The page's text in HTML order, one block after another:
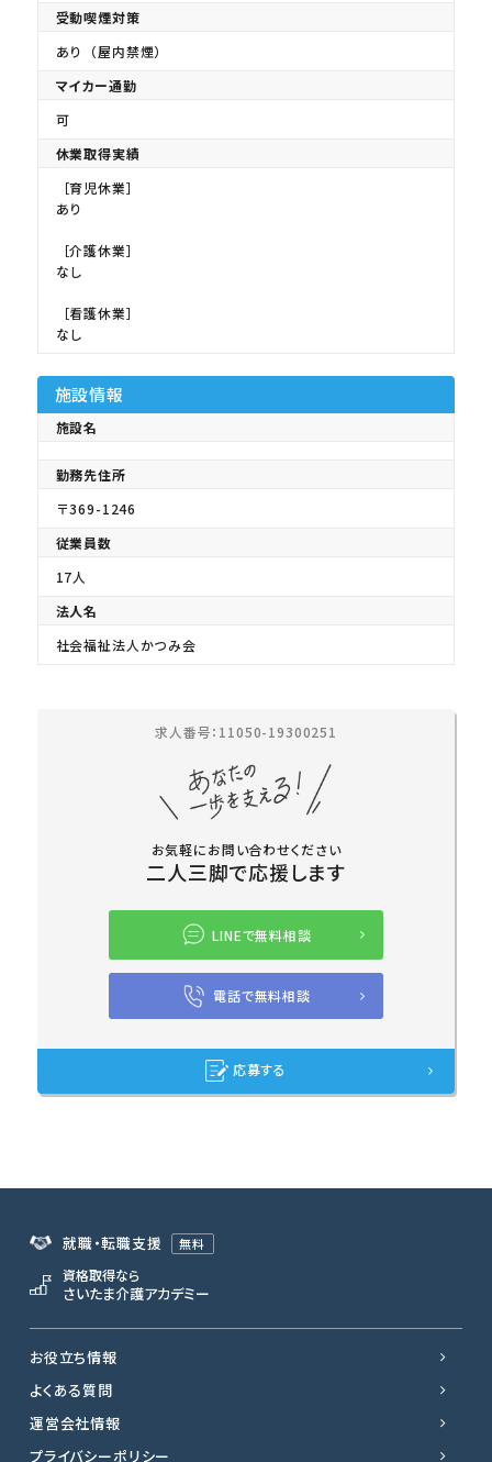
受動喫煙対策
あり（屋内禁煙）
マイカー通勤
可
休業取得実績
［育児休業］
あり
［介護休業］
なし
［看護休業］
なし
施設情報
施設名
勤務先住所
〒369-1246
従業員数
17人
法人名
社会福祉法人かつみ会
求人番号：11050-19300251
お気軽にお問い合わせください
二人三脚で応援します
LINEで無料相談
電話で無料相談
応募する
就職・転職支援 無料
資格取得なら
さいたま介護アカデミー
お役立ち情報
よくある質問
運営会社情報
プライバシーポリシー